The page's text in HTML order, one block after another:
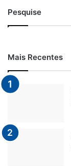
Pesquise
Mais Recentes